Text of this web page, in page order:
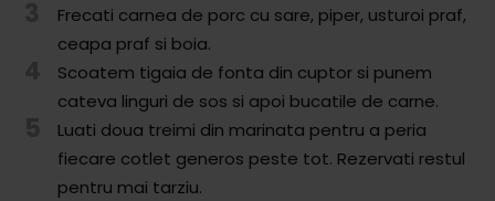
Librărie
Adaugă o rețetă
Cum adăugăm o rețetă
Regulament de postare
Frecati carnea de porc cu sare, piper, usturoi praf,
ceapa praf si boia.
Scoatem tigaia de fonta din cuptor si punem
cateva linguri de sos si apoi bucatile de carne.
Luati doua treimi din marinata pentru a peria
fiecare cotlet generos peste tot. Rezervati restul
pentru mai tarziu.